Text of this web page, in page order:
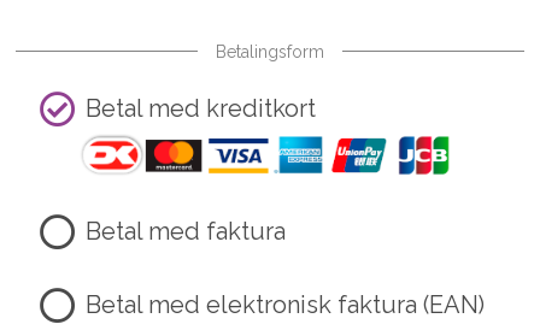
Betalingsform
Betal med kreditkort
Betal med faktura
Betal med elektronisk faktura (EAN)